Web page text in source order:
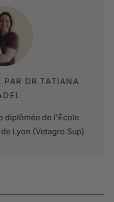
PAR DR TATIANA
diplômée de l'École
Lyon (Vetagro Sup)